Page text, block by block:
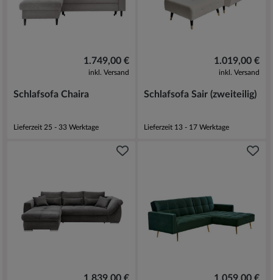
1.749,00 €
inkl. Versand
Schlafsofa Chaira
Lieferzeit 25 - 33 Werktage
1.019,00 €
inkl. Versand
Schlafsofa Sair (zweiteilig)
Lieferzeit 13 - 17 Werktage